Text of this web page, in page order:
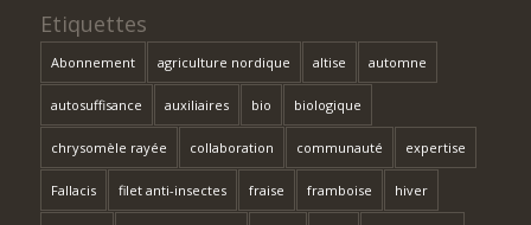
Etiquettes
Abonnement agriculture nordique altise automne
autosuffisance auxiliaires bio biologique
chrysomèle rayée collaboration communauté expertise
Fallacis filet anti-insectes fraise framboise hiver